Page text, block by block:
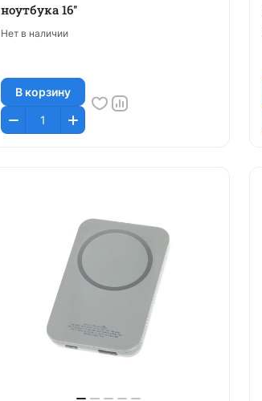
ноутбука 16''
Нет в наличии
В корзину